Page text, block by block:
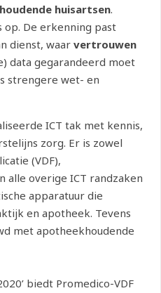
huisartsen.
De erkenning past
dienst, waar vertrouwen
data gegarandeerd moet
strengere wet- en
ICT tak met kennis,
zorg. Er is zowel
(VDF),
alle overige ICT randzaken
apparatuur die
en apotheek. Tevens
met apotheekhoudende
biedt Promedico-VDF